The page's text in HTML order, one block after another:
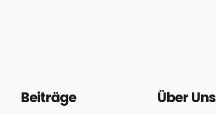
Beiträge Über Uns